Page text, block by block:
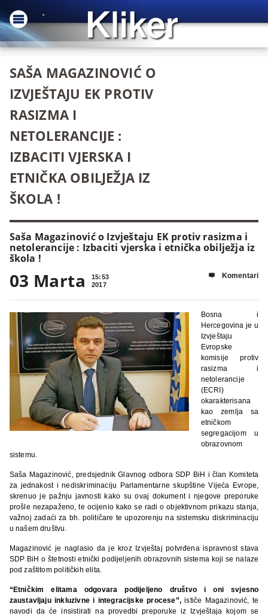
SAŠA MAGAZINOVIĆ O
IZVJEŠTAJU EK PROTIV
RASIZMA I
NETOLERANCIJE :
IZBACITI VJERSKA I
ETNIČKA OBILJEŽJA IZ
ŠKOLA !
Saša Magazinović o Izvještaju EK protiv rasizma i
netolerancije : Izbaciti vjerska i etnička obilježja iz
škola !
03 Marta
15:53
2017
 Komentari
Bosna i
Hercegovina je u
Izvještaju
Evropske
komisije protiv
rasizma i
netolerancije
(ECRI)
okarakterisana
kao zemlja sa
etničkom
segregacijom u
obrazovnom
sistemu.
Saša Magazinović, predsjednik Glavnog odbora SDP BiH i član Komiteta
za jednakost i nediskriminaciju Parlamentarne skupštine Vijeća Evrope,
skrenuo je pažnju javnosti kako su ovaj dokument i njegove preporuke
prošle nezapaženo, te ocijenio kako se radi o objektivnom prikazu stanja,
važnoj zadaći za bh. političare te upozorenju na sistemsku diskriminaciju
u našem društvu.
Magazinović je naglasio da je kroz Izvještaj potvrđena ispravnost stava
SDP BiH o štetnosti etnički podijeljenih obrazovnih sistema koji se nalaze
pod zaštitom političkih elita.
“Etničkim elitama odgovara podijeljeno društvo i oni svjesno
zaustavljaju inkluzivne i integracijske procese”,ističe Magazinović, te
navodi da će insistirati na provedbi preporuke iz Izvještaja kojom se